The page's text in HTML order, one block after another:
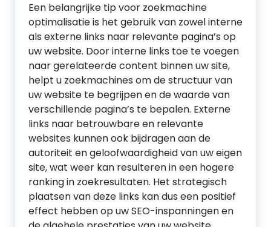
Een belangrijke tip voor zoekmachine
optimalisatie is het gebruik van zowel interne
als externe links naar relevante pagina’s op
uw website. Door interne links toe te voegen
naar gerelateerde content binnen uw site,
helpt u zoekmachines om de structuur van
uw website te begrijpen en de waarde van
verschillende pagina’s te bepalen. Externe
links naar betrouwbare en relevante
websites kunnen ook bijdragen aan de
autoriteit en geloofwaardigheid van uw eigen
site, wat weer kan resulteren in een hogere
ranking in zoekresultaten. Het strategisch
plaatsen van deze links kan dus een positief
effect hebben op uw SEO-inspanningen en